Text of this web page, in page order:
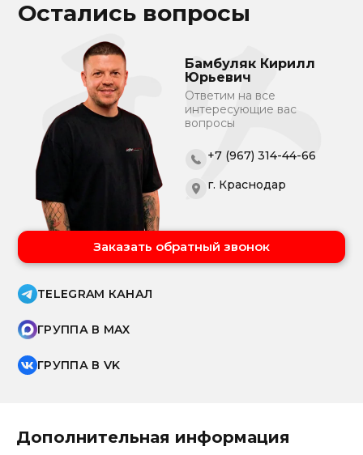
Остались вопросы
Бамбуляк Кирилл
Юрьевич
Ответим на все
интересующие вас
вопросы
+7 (967) 314-44-66
г. Краснодар
Заказать обратный звонок
TELEGRAM КАНАЛ
ГРУППА В MAX
ГРУППА В VK
Дополнительная информация